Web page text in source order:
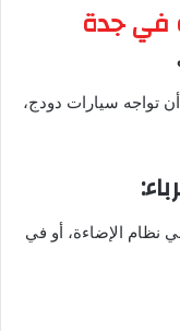
في جدة
تواجه سيارات دودج،
نظام الإضاءة، أو في